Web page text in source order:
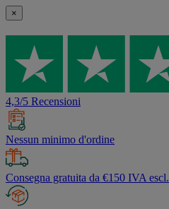
×
4,3/5 Recensioni
Nessun minimo d'ordine
Consegna gratuita da €150 IVA escl.